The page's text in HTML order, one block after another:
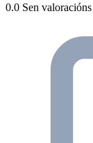
0.0 Sen valoracións